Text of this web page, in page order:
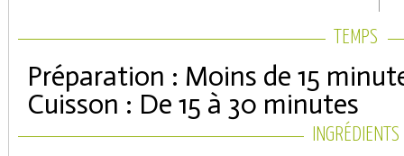
TEMPS
Préparation : Moins de 15
Cuisson : De 15 à 30 minutes
INGRÉDIENTS